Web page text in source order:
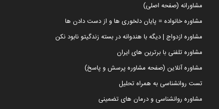
مشاورانه (صفحه اصلی)
مشاوره خانواده = پایان دلخوری ها و از دست دادن ها
مشاوره ازدواج | دیگه با هندوانه در بسته زندگیتو نابود نکن
مشاوره تلفنی با برترین های ایران
مشاوره آنلاین (صفحه مشاوره پرسش و پاسخ)
تست روانشناسی به همراه تحلیل
مشاوره روانشناسی و درمان های تضمینی